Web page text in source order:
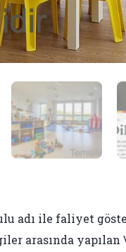
adı ile faliyet
arasında yapılan